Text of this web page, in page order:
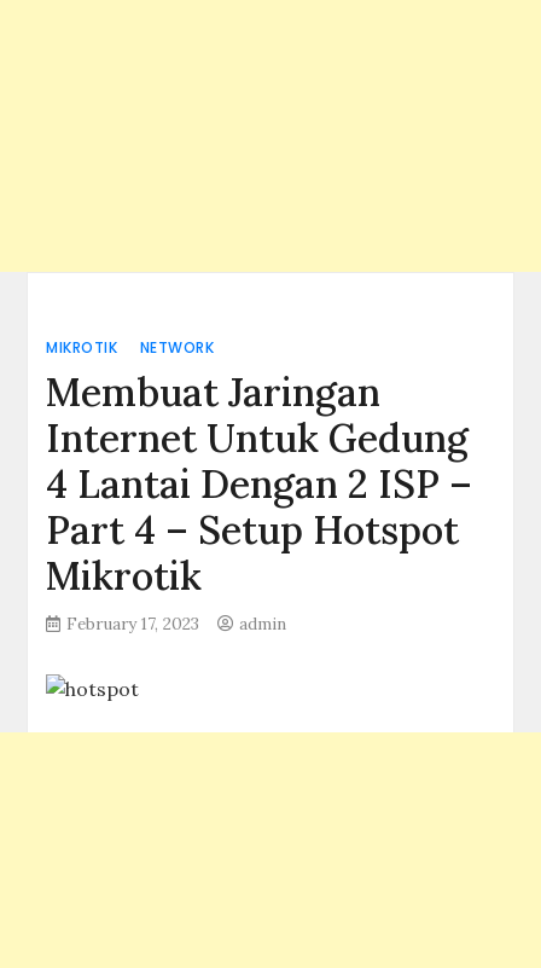
MIKROTIK NETWORK
Membuat Jaringan
Internet Untuk Gedung
4 Lantai Dengan 2 ISP –
Part 4 – Setup Hotspot
Mikrotik
February 17, 2023 admin